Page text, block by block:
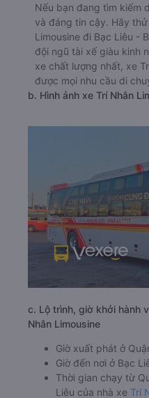
Nếu bạn đang tìm kiếm
và đáng tin cậy. Hãy
Limousine đi Bạc Liêu -
đội ngũ tài xế giàu kinh
xe chất lượng nhất, xe
được mọi nhu cầu di
b. Hình ảnh xe Trí Nhân
c. Lộ trình, giờ khởi hành
Nhân Limousine
Giờ xuất phát ở
Giờ đến nơi ở Bạc
Thời gian chạy từ
Liêu của nhà xe Trí